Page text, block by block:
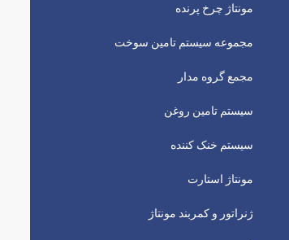
مونتاژ چرخ پرنده
مجموعه سیستم تامین سوخت
مجمع گروه مدار
سیستم تامین روغن
سیستم خنک کننده
مونتاژ استارت
ژنراتور و کمربند مونتاژ